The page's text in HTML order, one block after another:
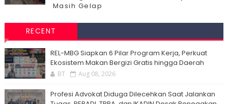
Masih Gelap
RECENT
‎REL-MBG Siapkan 6 Pilar Program Kerja, Perkuat
Ekosistem Makan Bergizi Gratis hingga Daerah
BT Aug 08, 2026
Profesi Advokat Diduga Dilecehkan Saat Jalankan